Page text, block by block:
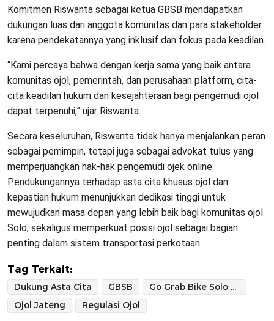
Komitmen Riswanta sebagai ketua GBSB mendapatkan
dukungan luas dari anggota komunitas dan para stakeholder
karena pendekatannya yang inklusif dan fokus pada keadilan.
“Kami percaya bahwa dengan kerja sama yang baik antara
komunitas ojol, pemerintah, dan perusahaan platform, cita-
cita keadilan hukum dan kesejahteraan bagi pengemudi ojol
dapat terpenuhi,” ujar Riswanta.
Secara keseluruhan, Riswanta tidak hanya menjalankan peran
sebagai pemimpin, tetapi juga sebagai advokat tulus yang
memperjuangkan hak-hak pengemudi ojek online.
Pendukungannya terhadap asta cita khusus ojol dan
kepastian hukum menunjukkan dedikasi tinggi untuk
mewujudkan masa depan yang lebih baik bagi komunitas ojol
Solo, sekaligus memperkuat posisi ojol sebagai bagian
penting dalam sistem transportasi perkotaan.
Tag Terkait:
Dukung Asta Cita GBSB
Go Grab Bike Solo Balapan
Ojol Jateng
Regulasi Ojol